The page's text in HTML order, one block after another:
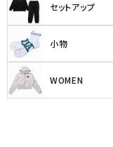
セットアップ
小物
WOMEN